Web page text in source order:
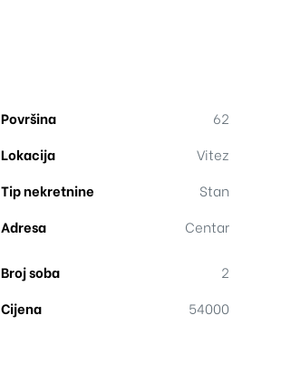
Površina
62
Lokacija
Vitez
Tip nekretnine
Stan
Adresa
Centar
Broj soba
2
Cijena
54000